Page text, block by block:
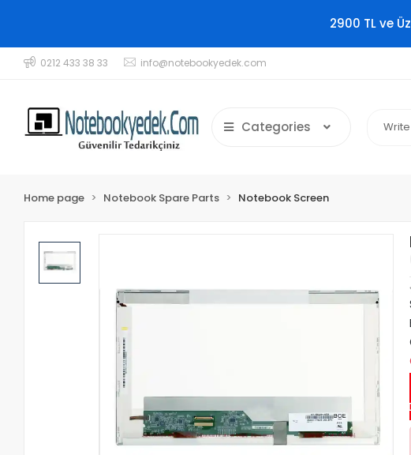
2900 TL ve
0212 433 38 33 info@notebookyedek.com
Categories
Home page Notebook Spare Parts Notebook Screen